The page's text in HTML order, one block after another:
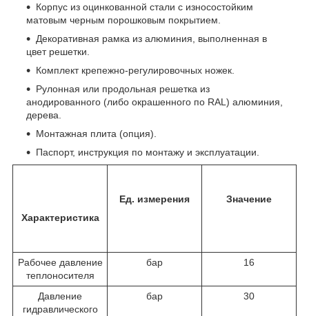
Корпус из оцинкованной стали с износостойким
матовым черным порошковым покрытием.
Декоративная рамка из алюминия, выполненная в
цвет решетки.
Комплект крепежно-регулировочных ножек.
Рулонная или продольная решетка из
анодированного (либо окрашенного по RAL) алюминия,
дерева.
Монтажная плита (опция).
Паспорт, инструкция по монтажу и эксплуатации.
Характеристика
Ед. измерения Значение
Рабочее давление
теплоносителя
бар 16
Давление
гидравлического
бар 30